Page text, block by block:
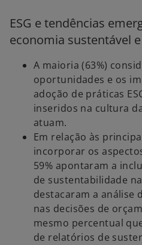
ESG e tendências
economia sustentável
A maioria (63%)
oportunidades e os
adoção de práticas
inseridos na cultura
atuam.
Em relação às
incorporar os
59% apontaram a
de sustentabilidade
destacaram a análise
nas decisões de
mesmo percentual
de relatórios de